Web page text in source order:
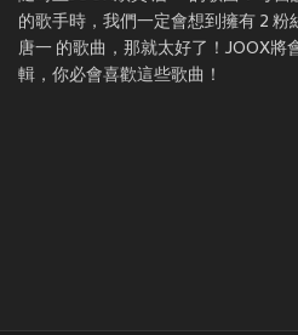
的歌手時，我們一定會想到擁有 2
唐一 的歌曲，那就太好了！JOOX將
輯，你必會喜歡這些歌曲！